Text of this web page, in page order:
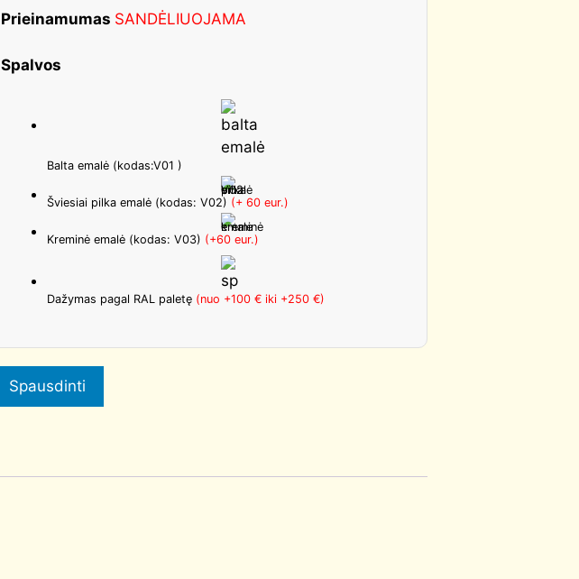
Prieinamumas SANDĖLIUOJAMA
Spalvos
Balta emalė (kodas:V01 )
Šviesiai pilka emalė (kodas: V02) (+ 60 eur.)
Kreminė emalė (kodas: V03) (+60 eur.)
Dažymas pagal RAL paletę (nuo +100 € iki +250 €)
Spausdinti